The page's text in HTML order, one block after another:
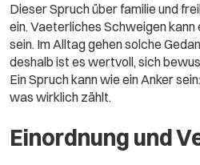
Dieser Spruch über familie und
ein. Vaeterliches Schweigen
sein. Im Alltag gehen solche
deshalb ist es wertvoll, sich
Ein Spruch kann wie ein Anker
was wirklich zählt.
Einordnung und